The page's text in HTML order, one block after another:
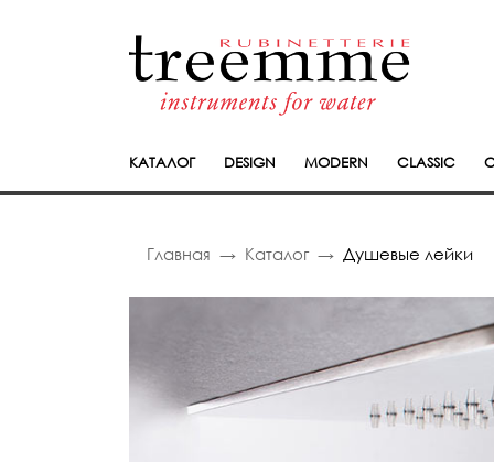
КАТАЛОГ DESIGN MODERN CLASSIC
Главная Каталог Душевые лейки